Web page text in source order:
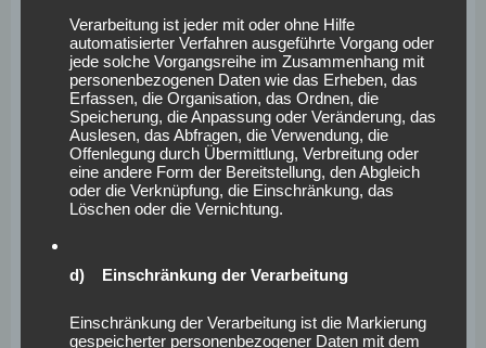
Gesundheitsförderungsprozesses deutlich werden.
Weiterhin lassen sich neue Ansatzpunkte für die
Gesundheitsförderung ermitteln, Schwachstellen
aufdecken und eine kontinuierliche Verbesserung durch
Maßnahmenanpassungen oder -ergänzungen erzielen.
In einem weiteren Workshop interpretieren und
Gesundheitsbericht. Aus den gewonnenen
Verarbeitung ist jeder mit oder ohne Hilfe
automatisierter Verfahren ausgeführte Vorgang oder
jede solche Vorgangsreihe im Zusammenhang mit
personenbezogenen Daten wie das Erheben, das
Erfassen, die Organisation, das Ordnen, die
Speicherung, die Anpassung oder Veränderung, das
Auslesen, das Abfragen, die Verwendung, die
Offenlegung durch Übermittlung, Verbreitung oder
eine andere Form der Bereitstellung, den Abgleich
oder die Verknüpfung, die Einschränkung, das
Löschen oder die Vernichtung.
d) Einschränkung der Verarbeitung
Einschränkung der Verarbeitung ist die Markierung
gespeicherter personenbezogener Daten mit dem